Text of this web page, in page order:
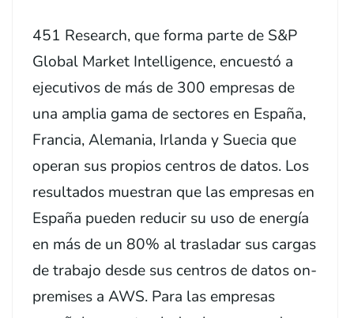
451 Research, que forma parte de S&P
Global Market Intelligence, encuestó a
ejecutivos de más de 300 empresas de
una amplia gama de sectores en España,
Francia, Alemania, Irlanda y Suecia que
operan sus propios centros de datos. Los
resultados muestran que las empresas en
España pueden reducir su uso de energía
en más de un 80% al trasladar sus cargas
de trabajo desde sus centros de datos on-
premises a AWS. Para las empresas